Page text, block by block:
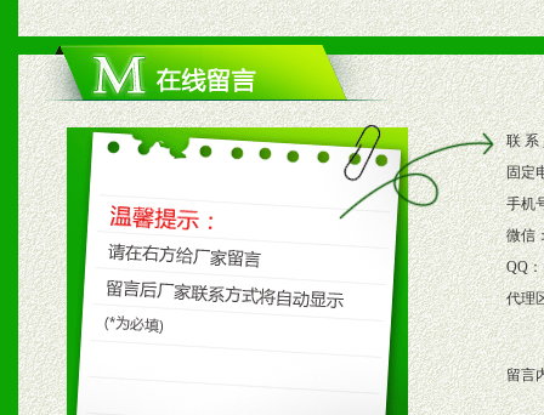
1、根据区域市场协助制定
2、根据具体情况公司给予
3、根据市场需要，派驻区
保产品顺利销售。
4、根据市场情况公司给予
购支持。
联 系
固定
手机
微信
QQ：
代理
留言